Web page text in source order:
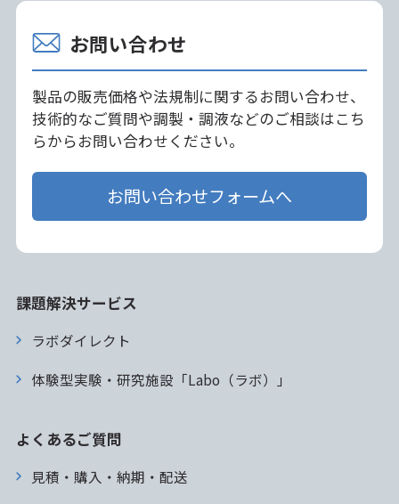
お問い合わせ
製品の販売価格や法規制に関するお問い合わせ、
技術的なご質問や調製・調液などのご相談はこち
らからお問い合わせください。
お問い合わせフォームへ
課題解決サービス
ラボダイレクト
体験型実験・研究施設「Labo（ラボ）」
よくあるご質問
見積・購入・納期・配送